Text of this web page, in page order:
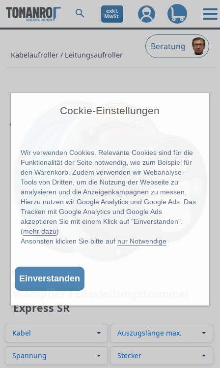
Cockie-Einstellungen
Wir verwenden Cookies. Relevante Cookies sind für die
Funktionalität der Seite notwendig, wie zum Beispiel für
den Warenkorb. Zudem verwenden wir Webanalyse-
Tools von Dritten, um die Nutzung der Webseite zu
analysieren und die Anzeigenkampagnen zu messen.
Hierzu nutzen wir Google Analytics und Google Ads. Das
Tracken mit Google Analytics und Google Ads
akzeptieren Sie mit einem Klick auf "Einverstanden".
(mehr dazu)
Ansonsten klicken Sie bitte auf nur Notwendige
Einverstanden
exkl.
MwSt.
Beratung
Kabelaufroller / Leitungsaufroller
Previous
Wampfler Federleitungstrommel
Express SR
Kabel Auszugslänge max.
Spannung Stecker